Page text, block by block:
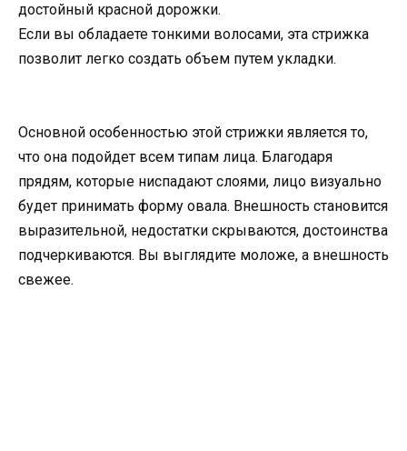
достойный красной дорожки.
Если вы обладаете тонкими волосами, эта стрижка
позволит легко создать объем путем укладки.
Основной особенностью этой стрижки является то,
что она подойдет всем типам лица. Благодаря
прядям, которые ниспадают слоями, лицо визуально
будет принимать форму овала. Внешность становится
выразительной, недостатки скрываются, достоинства
подчеркиваются. Вы выглядите моложе, а внешность
свежее.